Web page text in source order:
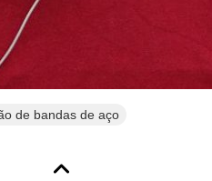
de bandas de aço